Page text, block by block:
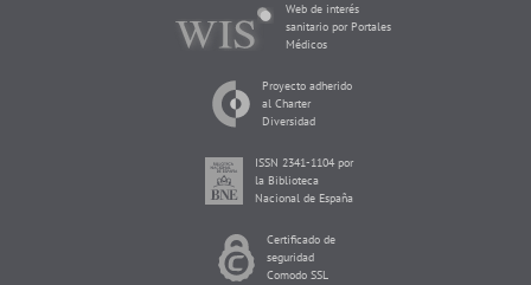
Web de interés
sanitario por Portales
Médicos
Proyecto adherido
al Charter
Diversidad
ISSN 2341-1104 por
la Biblioteca
Nacional de España
Certificado de
seguridad
Comodo SSL